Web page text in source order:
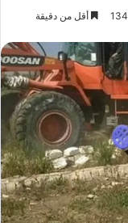
134 أقل من دقيقة